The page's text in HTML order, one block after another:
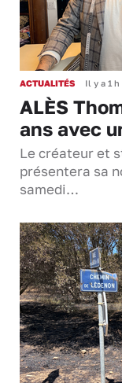
ACTUALITÉS Il y a 1 h
ALÈS
ans avec
Le créateur et
présentera sa
samedi…